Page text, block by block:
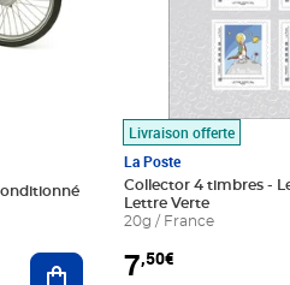
Ajouter au panier
Livraison offerte
La Poste
Collector 4 timbres -
Lettre Verte
20g / France
7,50€